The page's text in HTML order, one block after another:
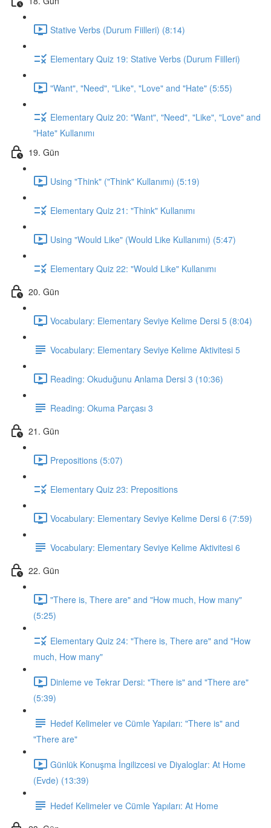
Stative Verbs (Durum Fiilleri) (8:14)
Elementary Quiz 19: Stative Verbs (Durum Fiilleri)
"Want", "Need", "Like", "Love" and "Hate" (5:55)
Elementary Quiz 20: "Want", "Need", "Like", "Love" and
"Hate" Kullanımı
19. Gün
Using "Think" ("Think" Kullanımı) (5:19)
Elementary Quiz 21: "Think" Kullanımı
Using "Would Like" (Would Like Kullanımı) (5:47)
Elementary Quiz 22: "Would Like" Kullanımı
20. Gün
Vocabulary: Elementary Seviye Kelime Dersi 5 (8:04)
Vocabulary: Elementary Seviye Kelime Aktivitesi 5
Reading: Okuduğunu Anlama Dersi 3 (10:36)
Reading: Okuma Parçası 3
21. Gün
Prepositions (5:07)
Elementary Quiz 23: Prepositions
Vocabulary: Elementary Seviye Kelime Dersi 6 (7:59)
Vocabulary: Elementary Seviye Kelime Aktivitesi 6
22. Gün
"There is, There are" and "How much, How many"
(5:25)
Elementary Quiz 24: "There is, There are" and "How
much, How many"
Dinleme ve Tekrar Dersi: "There is" and "There are"
(5:39)
Hedef Kelimeler ve Cümle Yapıları: "There is" and
"There are"
Günlük Konuşma İngilizcesi ve Diyaloglar: At Home
(Evde) (13:39)
Hedef Kelimeler ve Cümle Yapıları: At Home